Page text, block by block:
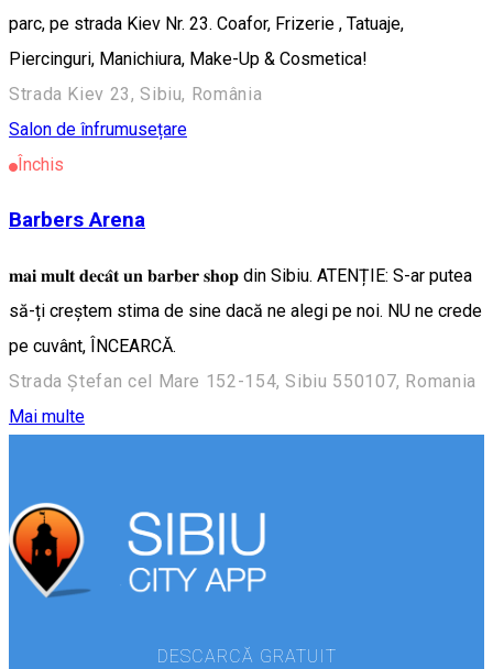
parc, pe strada Kiev Nr. 23. Coafor, Frizerie , Tatuaje,
Piercinguri, Manichiura, Make-Up & Cosmetica!
Strada Kiev 23, Sibiu, România
Salon de înfrumusețare
Închis
Barbers Arena
𝐦𝐚𝐢 𝐦𝐮𝐥𝐭 𝐝𝐞𝐜𝐚̂𝐭 𝐮𝐧 𝐛𝐚𝐫𝐛𝐞𝐫 𝐬𝐡𝐨𝐩 din Sibiu. ATENȚIE: S-ar putea
să-ți creștem stima de sine dacă ne alegi pe noi. NU ne crede
pe cuvânt, ÎNCEARCĂ.
Strada Ștefan cel Mare 152-154, Sibiu 550107, Romania
Mai multe
DESCARCĂ GRATUIT